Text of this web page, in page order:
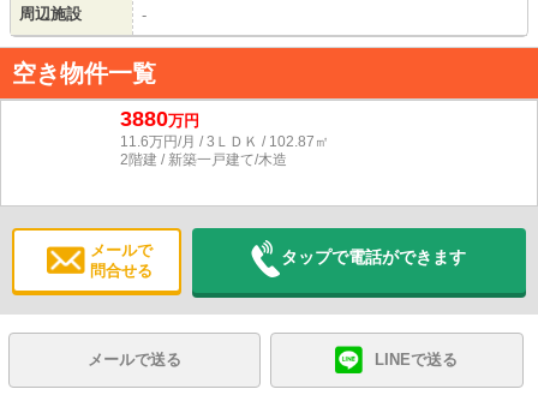
周辺施設 -
空き物件一覧
3880万円
11.6万円/月 / 3ＬＤＫ / 102.87㎡
2階建 / 新築一戸建て/木造
メールで
問合せる
タップで電話ができます
メールで送る LINEで送る